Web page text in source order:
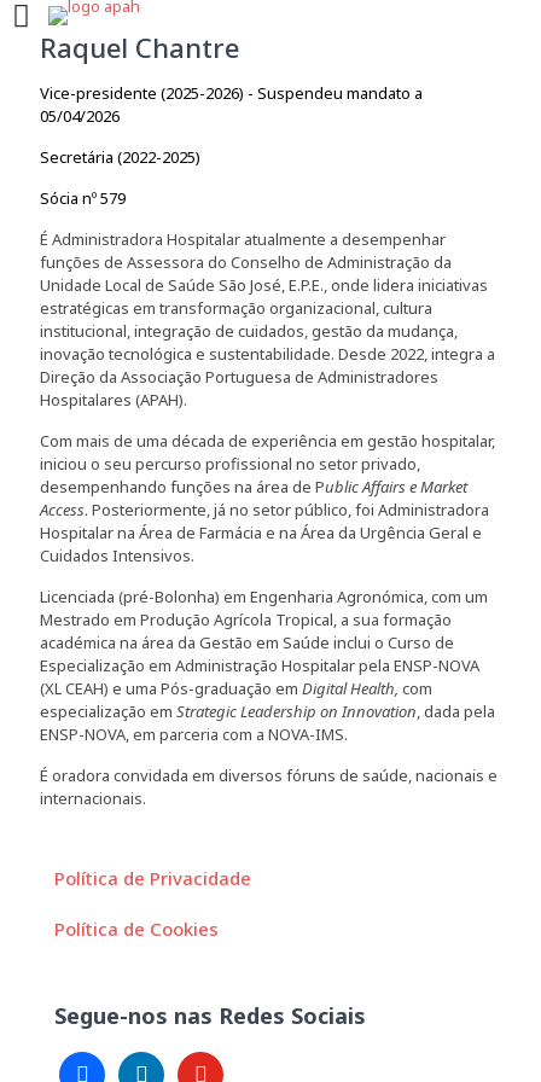
Raquel Chantre
Vice-presidente (2025-2026) - Suspendeu mandato a
05/04/2026
Secretária (2022-2025)
Sócia nº 579
É Administradora Hospitalar atualmente a desempenhar
funções de Assessora do Conselho de Administração da
Unidade Local de Saúde São José, E.P.E., onde lidera iniciativas
estratégicas em transformação organizacional, cultura
institucional, integração de cuidados, gestão da mudança,
inovação tecnológica e sustentabilidade. Desde 2022, integra a
Direção da Associação Portuguesa de Administradores
Hospitalares (APAH).
Com mais de uma década de experiência em gestão hospitalar,
iniciou o seu percurso profissional no setor privado,
desempenhando funções na área de Public Affairs e Market
Access. Posteriormente, já no setor público, foi Administradora
Hospitalar na Área de Farmácia e na Área da Urgência Geral e
Cuidados Intensivos.
Licenciada (pré-Bolonha) em Engenharia Agronómica, com um
Mestrado em Produção Agrícola Tropical, a sua formação
académica na área da Gestão em Saúde inclui o Curso de
Especialização em Administração Hospitalar pela ENSP-NOVA
(XL CEAH) e uma Pós-graduação em Digital Health, com
especialização em Strategic Leadership on Innovation, dada pela
ENSP-NOVA, em parceria com a NOVA-IMS.
É oradora convidada em diversos fóruns de saúde, nacionais e
internacionais.
Política de Privacidade
Política de Cookies
Segue-nos nas Redes Sociais
facebooklinkedin youtube